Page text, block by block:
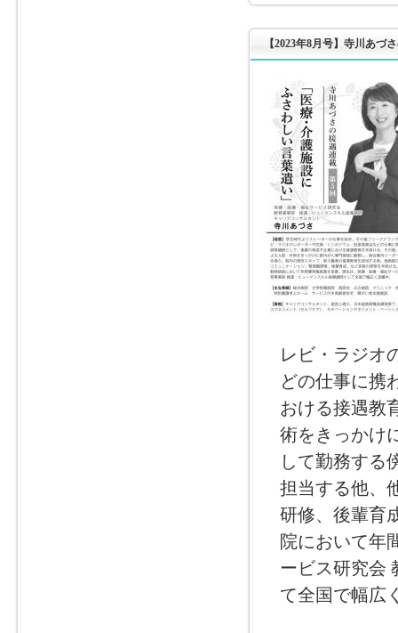
【2023年8月号】寺川あづ
レビ・ラジオ
どの仕事に携
おける接遇教
術をきっかけ
して勤務する
担当する他、
研修、後輩育
院において年
ービス研究会
て全国で幅広